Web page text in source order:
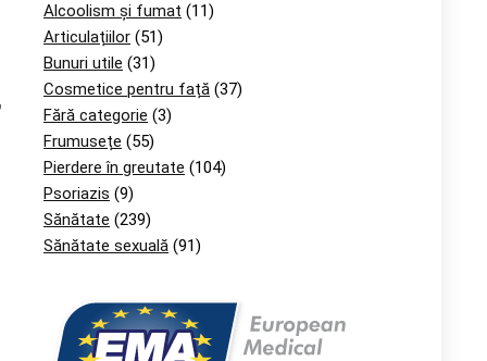
Alcoolism și fumat (11)
Articulațiilor (51)
Bunuri utile (31)
Cosmetice pentru față (37)
Fără categorie (3)
Frumusețe (55)
Pierdere în greutate (104)
Psoriazis (9)
Sănătate (239)
Sănătate sexuală (91)